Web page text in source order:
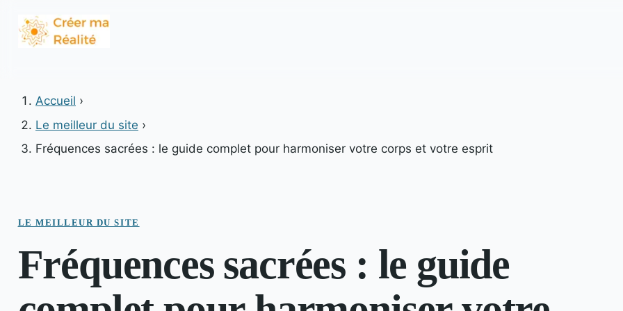
Accueil ›
Le meilleur du site ›
Fréquences sacrées : le guide complet pour harmoniser votre corps et votre esprit
LE MEILLEUR DU SITE
Fréquences sacrées : le guide